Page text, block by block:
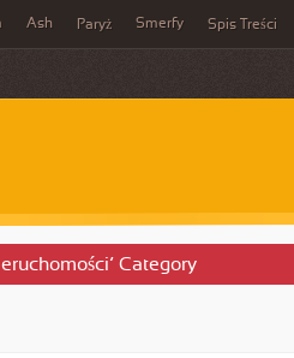
Ash Paryż Smerfy Spis Treści
Category